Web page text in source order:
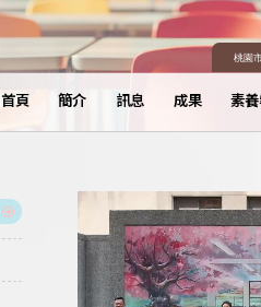
桃園
首頁 簡介 訊息 成果 素